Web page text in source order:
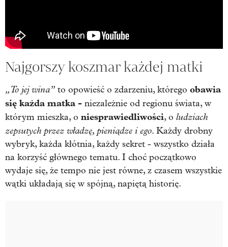
Najgorszy koszmar każdej matki
„To jej wina” to opowieść o zdarzeniu, którego obawia
się każda matka - niezależnie od regionu świata, w
którym mieszka, o niesprawiedliwości, o ludziach
zepsutych przez władzę, pieniądze i ego. Każdy drobny
wybryk, każda kłótnia, każdy sekret - wszystko działa
na korzyść głównego tematu. I choć początkowo
wydaje się, że tempo nie jest równe, z czasem wszystkie
wątki układają się w spójną, napiętą historię.